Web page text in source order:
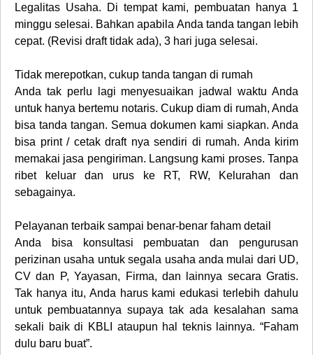
Legalitas Usaha. Di tempat kami, pembuatan hanya 1
minggu selesai. Bahkan apabila Anda tanda tangan lebih
cepat. (Revisi draft tidak ada), 3 hari juga selesai.
Tidak merepotkan, cukup tanda tangan di rumah
Anda tak perlu lagi menyesuaikan jadwal waktu Anda
untuk hanya bertemu notaris. Cukup diam di rumah, Anda
bisa tanda tangan. Semua dokumen kami siapkan. Anda
bisa print / cetak draft nya sendiri di rumah. Anda kirim
memakai jasa pengiriman. Langsung kami proses. Tanpa
ribet keluar dan urus ke RT, RW, Kelurahan dan
sebagainya.
Pelayanan terbaik sampai benar-benar faham detail
Anda bisa konsultasi pembuatan dan pengurusan
perizinan usaha untuk segala usaha anda mulai dari UD,
CV dan P, Yayasan, Firma, dan lainnya secara Gratis.
Tak hanya itu, Anda harus kami edukasi terlebih dahulu
untuk pembuatannya supaya tak ada kesalahan sama
sekali baik di KBLI ataupun hal teknis lainnya. “Faham
dulu baru buat”.